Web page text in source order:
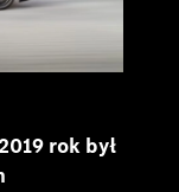
rok był